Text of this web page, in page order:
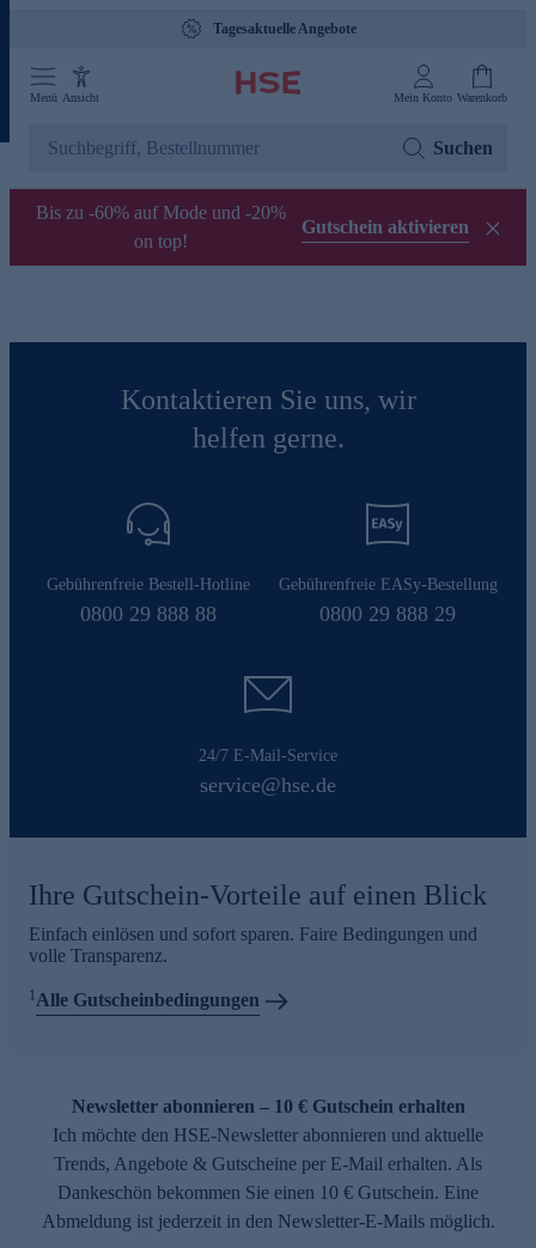
Tagesaktuelle Angebote
Menü Ansicht Mein Konto Warenkorb
Suchen
Bis zu -60% auf Mode und -20%
on top!
Gutschein aktivieren
Kontaktieren Sie uns, wir
helfen gerne.
Gebührenfreie Bestell-Hotline
0800 29 888 88
Gebührenfreie EASy-Bestellung
0800 29 888 29
24/7 E-Mail-Service
service@hse.de
Ihre Gutschein-Vorteile auf einen Blick
Einfach einlösen und sofort sparen. Faire Bedingungen und
volle Transparenz.
1Alle Gutscheinbedingungen
Newsletter abonnieren – 10 € Gutschein erhalten
Ich möchte den HSE-Newsletter abonnieren und aktuelle
Trends, Angebote & Gutscheine per E-Mail erhalten. Als
Dankeschön bekommen Sie einen 10 € Gutschein. Eine
Abmeldung ist jederzeit in den Newsletter-E-Mails möglich.